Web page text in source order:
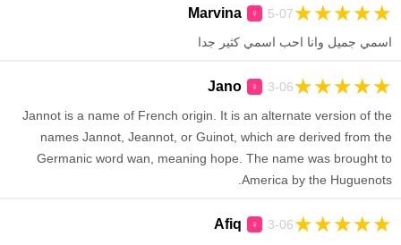
Marvina ♀ 5-07 ★
★
★
★
★
اسمي جميل وانا احب اسمي كثير جدا
Jano ♀ 3-06 ★
★
★
★
★
Jannot is a name of French origin. It is an alternate version of the
names Jannot, Jeannot, or Guinot, which are derived from the
Germanic word wan, meaning hope. The name was brought to
America by the Huguenots.
Afiq ♀ 3-06 ★
★
★
★
★